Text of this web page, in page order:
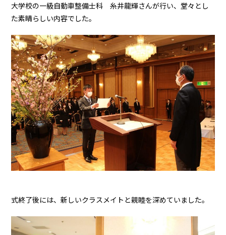
大学校の一級自動車整備士科 糸井龍輝さんが行い、堂々とし
た素晴らしい内容でした。
式終了後には、新しいクラスメイトと親睦を深めていました。